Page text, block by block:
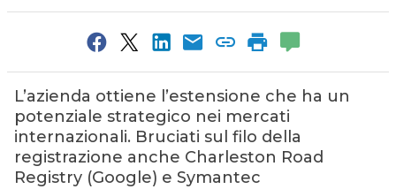
L’azienda ottiene l’estensione che ha un
potenziale strategico nei mercati
internazionali. Bruciati sul filo della
registrazione anche Charleston Road
Registry (Google) e Symantec